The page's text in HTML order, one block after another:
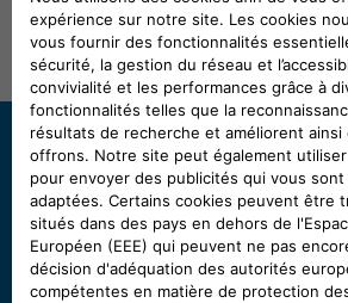
CONTACTER FIAT RÉUNION
Besoin d'aide ?
Contactez le service client
+262 40 40 99